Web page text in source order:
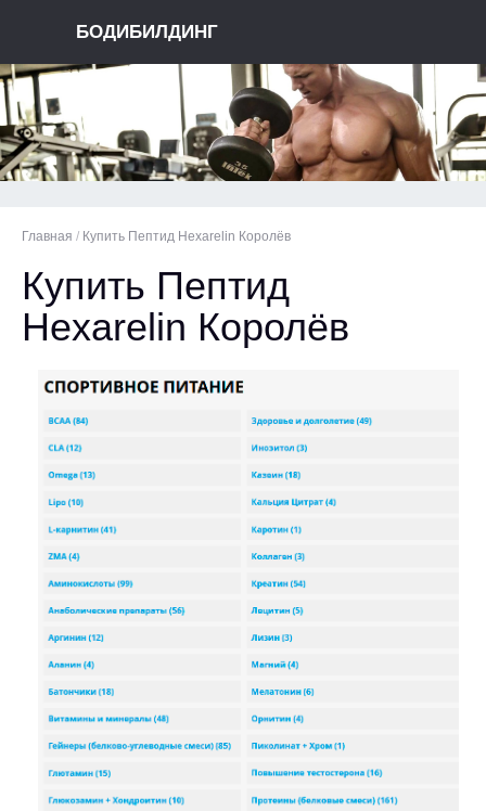
БОДИБИЛДИНГ
Главная / Купить Пептид Hexarelin Королёв
Купить Пептид
Hexarelin Королёв